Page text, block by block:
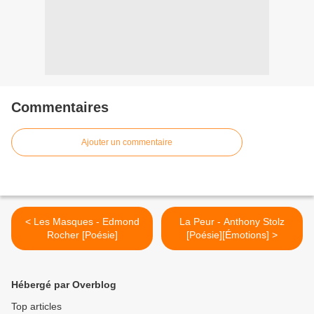
Commentaires
Ajouter un commentaire
< Les Masques - Edmond
Rocher [Poésie]
La Peur - Anthony Stolz
[Poésie][Émotions] >
Hébergé par Overblog
Top articles